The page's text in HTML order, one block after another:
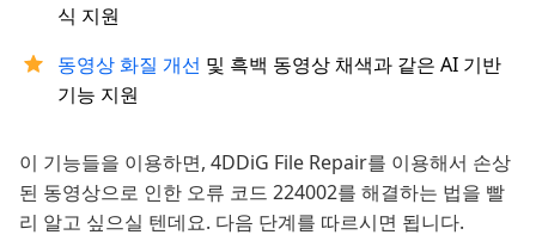
식 지원
동영상 화질 개선 및 흑백 동영상 채색과 같은 AI 기반
기능 지원
이 기능들을 이용하면, 4DDiG File Repair를 이용해서 손상
된 동영상으로 인한 오류 코드 224002를 해결하는 법을 빨
리 알고 싶으실 텐데요. 다음 단계를 따르시면 됩니다.